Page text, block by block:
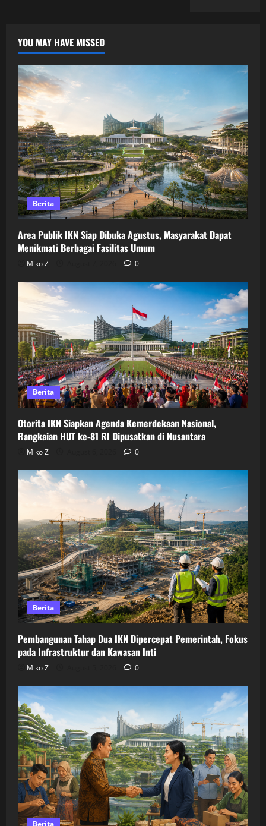
YOU MAY HAVE MISSED
Berita
Area Publik IKN Siap Dibuka Agustus, Masyarakat Dapat
Menikmati Berbagai Fasilitas Umum
Miko Z 0
Berita
Otorita IKN Siapkan Agenda Kemerdekaan Nasional,
Rangkaian HUT ke-81 RI Dipusatkan di Nusantara
Miko Z 0
Berita
Pembangunan Tahap Dua IKN Dipercepat Pemerintah, Fokus
pada Infrastruktur dan Kawasan Inti
Miko Z 0